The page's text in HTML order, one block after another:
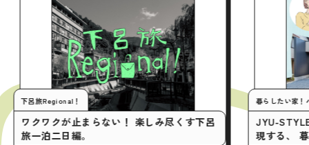
旅Regional！
ワクが止まらない！ 楽しみ尽くす下呂
泊二日編。
暮らしたい家！ハウスツ
JYU-STYLE建築
現する、 暮らし